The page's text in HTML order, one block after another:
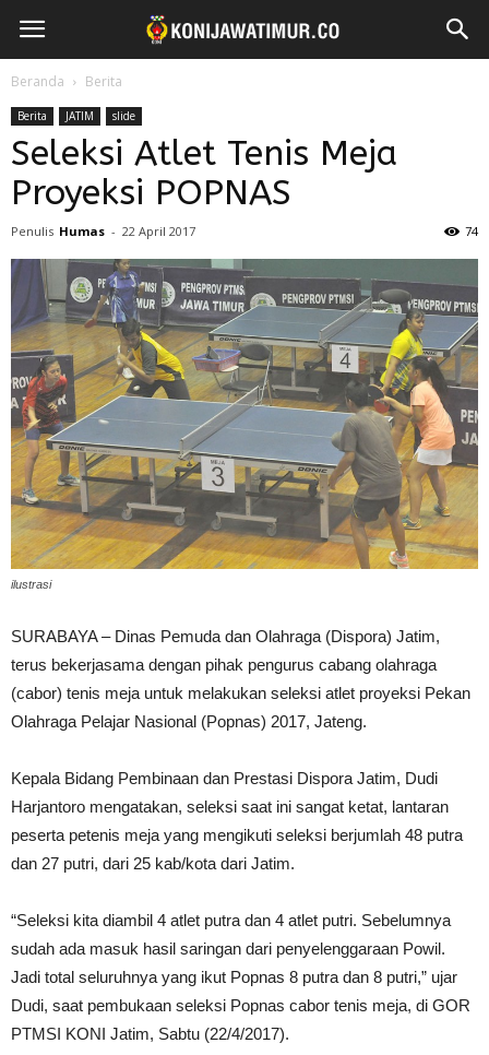
Beranda Berita
Berita JATIM slide
Seleksi Atlet Tenis Meja
Proyeksi POPNAS
Penulis Humas - 22 April 2017 74
ilustrasi
SURABAYA – Dinas Pemuda dan Olahraga (Dispora) Jatim,
terus bekerjasama dengan pihak pengurus cabang olahraga
(cabor) tenis meja untuk melakukan seleksi atlet proyeksi Pekan
Olahraga Pelajar Nasional (Popnas) 2017, Jateng.
Kepala Bidang Pembinaan dan Prestasi Dispora Jatim, Dudi
Harjantoro mengatakan, seleksi saat ini sangat ketat, lantaran
peserta petenis meja yang mengikuti seleksi berjumlah 48 putra
dan 27 putri, dari 25 kab/kota dari Jatim.
“Seleksi kita diambil 4 atlet putra dan 4 atlet putri. Sebelumnya
sudah ada masuk hasil saringan dari penyelenggaraan Powil.
Jadi total seluruhnya yang ikut Popnas 8 putra dan 8 putri,” ujar
Dudi, saat pembukaan seleksi Popnas cabor tenis meja, di GOR
PTMSI KONI Jatim, Sabtu (22/4/2017).